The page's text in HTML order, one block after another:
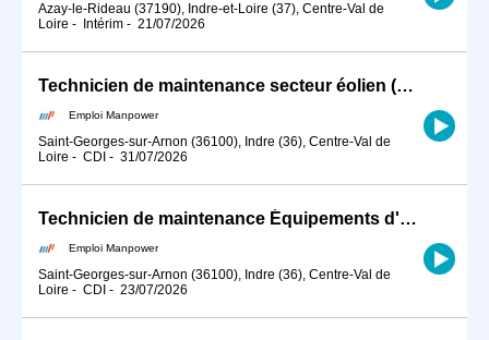
Azay-le-Rideau (37190), Indre-et-Loire (37), Centre-Val de
Loire - Intérim - 21/07/2026
Technicien de maintenance secteur éolien (H/F)
Emploi Manpower
Saint-Georges-sur-Arnon (36100), Indre (36), Centre-Val de
Loire - CDI - 31/07/2026
Technicien de maintenance Équipements d'Accès Éolien H/F (H/F)
Emploi Manpower
Saint-Georges-sur-Arnon (36100), Indre (36), Centre-Val de
Loire - CDI - 23/07/2026